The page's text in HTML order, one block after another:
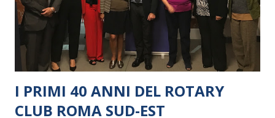
I PRIMI 40 ANNI DEL ROTARY
CLUB ROMA SUD-EST